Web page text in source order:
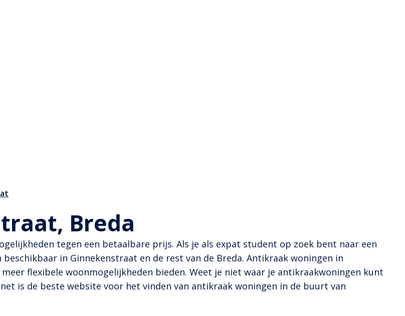
Breda
tegen een betaalbare prijs. Als je als expat student op zoek bent naar een
in Ginnekenstraat en de rest van de Breda. Antikraak woningen in
flexibele woonmogelijkheden bieden. Weet je niet waar je antikraakwoningen kunt
is de beste website voor het vinden van antikraak woningen in de buurt van